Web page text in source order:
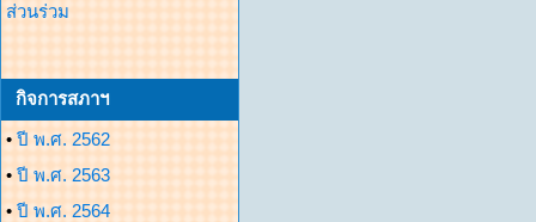
ส่วนร่วม
กิจการสภาฯ
• ปี พ.ศ. 2562
• ปี พ.ศ. 2563
• ปี พ.ศ. 2564